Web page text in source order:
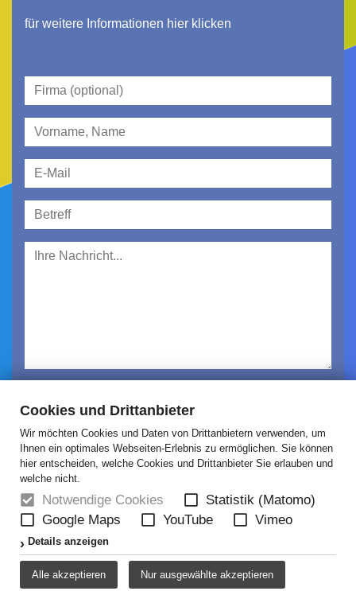
Cookies und Drittanbieter
Wir möchten Cookies und Daten von Drittanbietern verwenden, um
Ihnen ein optimales Webseiten-Erlebnis zu ermöglichen. Sie können
hier entscheiden, welche Cookies und Drittanbieter Sie erlauben und
welche nicht.
Notwendige Cookies
Statistik (Matomo)
Google Maps
YouTube Vimeo
Details anzeigen
Alle akzeptieren Nur ausgewählte akzeptieren
für weitere Informationen hier klicken
akzeptiert.
Absenden
HOME
KONTAKT
AGB
DATENSCHUTZ
DISCLAIMER
IMPRESSUM